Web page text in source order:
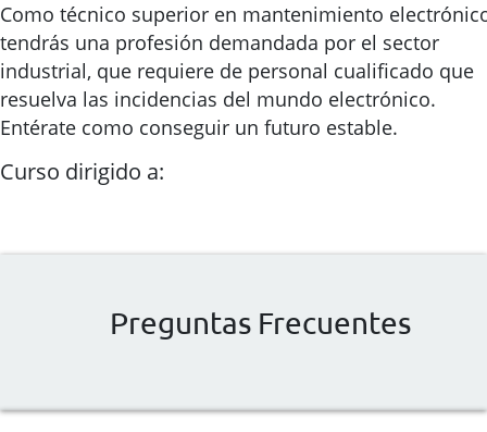
Como técnico superior en mantenimiento
tendrás una profesión demandada por el sector
industrial, que requiere de personal cualificado que
resuelva las incidencias del mundo electrónico.
Entérate como conseguir un futuro estable.
Curso dirigido a:
Preguntas Frecuentes